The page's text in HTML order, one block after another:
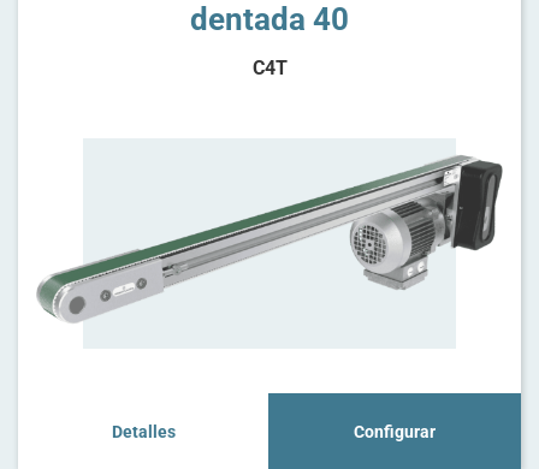
dentada 40
C4T
Detalles Configurar